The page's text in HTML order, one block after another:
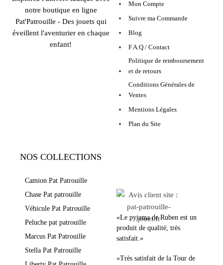
notre boutique en ligne
Pat'Patrouille - Des jouets qui
éveillent l'aventurier en chaque
enfant!
Mon Compte
Suivre ma Commande
Blog
F.A.Q / Contact
Politique de remboursement
et de retours
Conditions Générales de
Ventes
Mentions Légales
Plan du Site
NOS COLLECTIONS
Camion Pat Patrouille
Chase Pat patrouille
Véhicule Pat Patrouille
Peluche pat patrouille
Marcus Pat Patrouille
Stella Pat Patrouille
«Le pyjama de Ruben est un
produit de qualité, très
satisfait.»
«Très satisfait de la Tour de